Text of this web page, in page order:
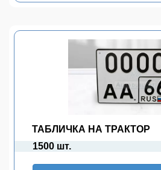
ТАБЛИЧКА НА ТРАКТОР
1500 шт.